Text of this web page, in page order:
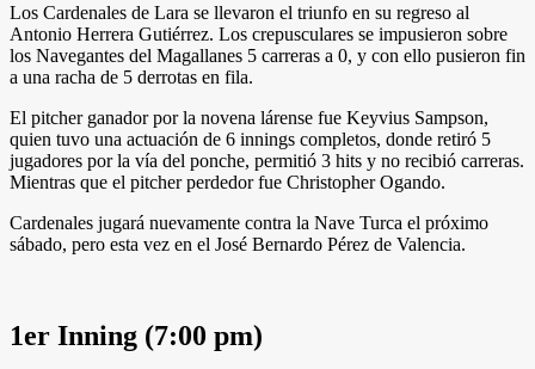
Los Cardenales de Lara se llevaron el triunfo en su regreso al
Antonio Herrera Gutiérrez. Los crepusculares se impusieron sobre
los Navegantes del Magallanes 5 carreras a 0, y con ello pusieron fin
a una racha de 5 derrotas en fila.
El pitcher ganador por la novena lárense fue Keyvius Sampson,
quien tuvo una actuación de 6 innings completos, donde retiró 5
jugadores por la vía del ponche, permitió 3 hits y no recibió carreras.
Mientras que el pitcher perdedor fue Christopher Ogando.
Cardenales jugará nuevamente contra la Nave Turca el próximo
sábado, pero esta vez en el José Bernardo Pérez de Valencia.
1er Inning (7:00 pm)